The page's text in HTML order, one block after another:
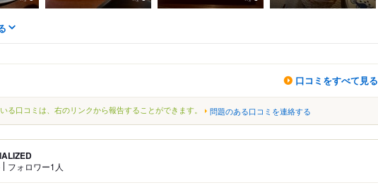
口コミをすべて見る
る口コミは、右のリンクから報告することができます。 問題のある口コミを連絡する
フォロワー1人